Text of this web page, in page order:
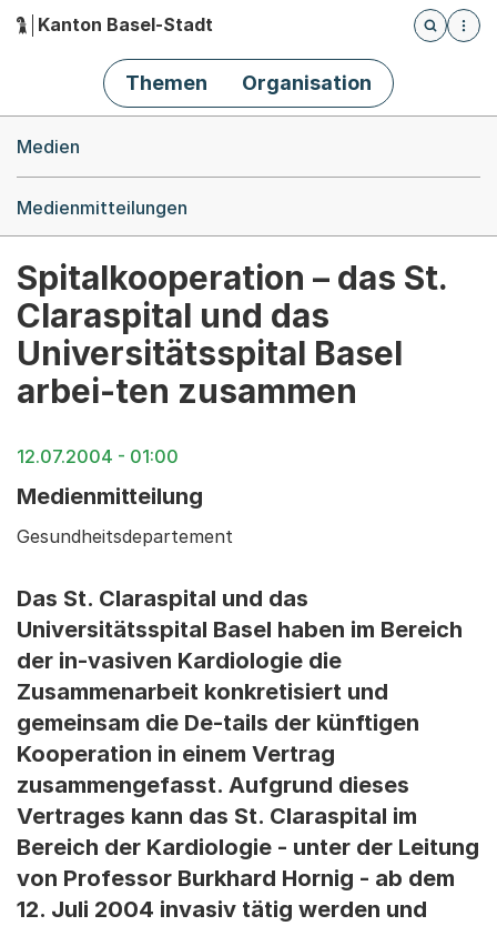
Hauptnavigation
Kanton Basel-Stadt
Öffnet
Themen Organisation
Medien
Medienmitteilungen
Spitalkooperation – das St.
Claraspital und das
Universitätsspital Basel
arbei-ten zusammen
12.07.2004 - 01:00
Medienmitteilung
Gesundheitsdepartement
Das St. Claraspital und das
Universitätsspital Basel haben im Bereich
der in-vasiven Kardiologie die
Zusammenarbeit konkretisiert und
gemeinsam die De-tails der künftigen
Kooperation in einem Vertrag
zusammengefasst. Aufgrund dieses
Vertrages kann das St. Claraspital im
Bereich der Kardiologie - unter der Leitung
von Professor Burkhard Hornig - ab dem
12. Juli 2004 invasiv tätig werden und